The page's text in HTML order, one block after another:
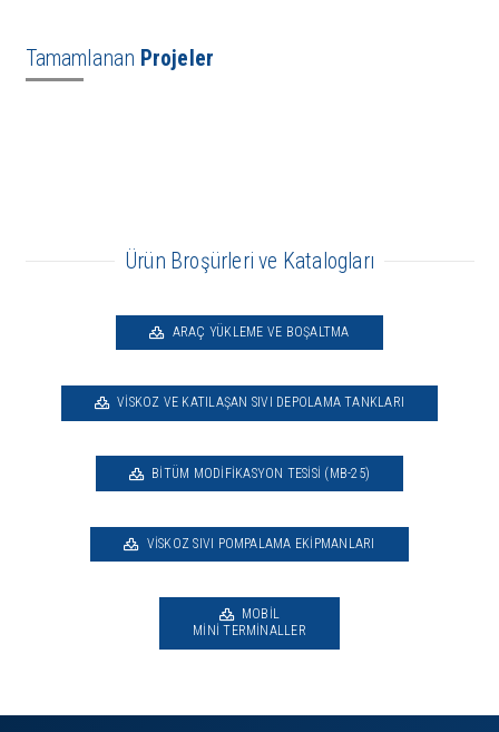
Tamamlanan Projeler
Ürün Broşürleri ve Katalogları
ARAÇ YÜKLEME VE BOŞALTMA
VISKOZ VE KATILAŞAN SIVI DEPOLAMA TANKLARI
BITÜM MODIFIKASYON TESISI (MB-25)
VISKOZ SIVI POMPALAMA EKIPMANLARI
MOBIL
MINI TERMINALLER